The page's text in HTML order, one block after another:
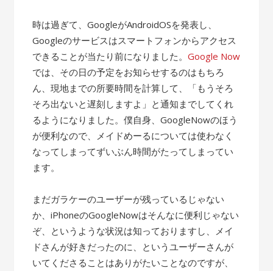
時は過ぎて、GoogleがAndroidOSを発表し、
Googleのサービスはスマートフォンからアクセス
できることが当たり前になりました。Google Now
では、その日の予定をお知らせするのはもちろ
ん、現地までの所要時間を計算して、「もうそろ
そろ出ないと遅刻しますよ」と通知までしてくれ
るようになりました。僕自身、GoogleNowのほう
が便利なので、メイドめーるについては使わなく
なってしまってずいぶん時間がたってしまってい
ます。
まだガラケーのユーザーが残っているじゃない
か、iPhoneのGoogleNowはそんなに便利じゃない
ぞ、というような状況は知っておりますし、メイ
ドさんが好きだったのに、というユーザーさんが
いてくださることはありがたいことなのですが、